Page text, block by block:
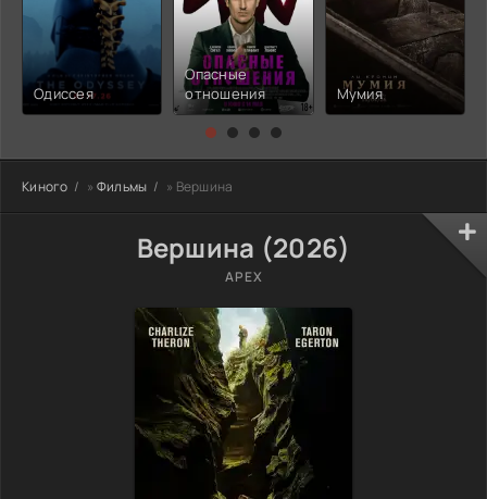
Одиссея
Опасные
отношения
Мумия
Киного » Фильмы » Вершина
Вершина (2026)
APEX